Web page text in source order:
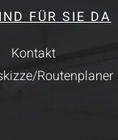
FÜR SIE DA
Kontakt
Routenplaner